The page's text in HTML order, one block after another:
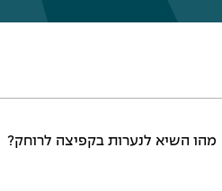
מהו השיא לנערות בקפיצה לרוחק?